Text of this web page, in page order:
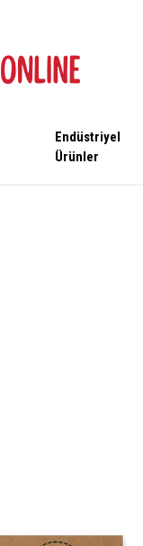
Endüstriyel
Ürünler